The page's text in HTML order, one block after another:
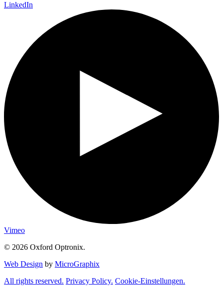
LinkedIn
Vimeo
© 2026 Oxford Optronix.
Web Design by MicroGraphix
All rights reserved. Privacy Policy. Cookie-Einstellungen.